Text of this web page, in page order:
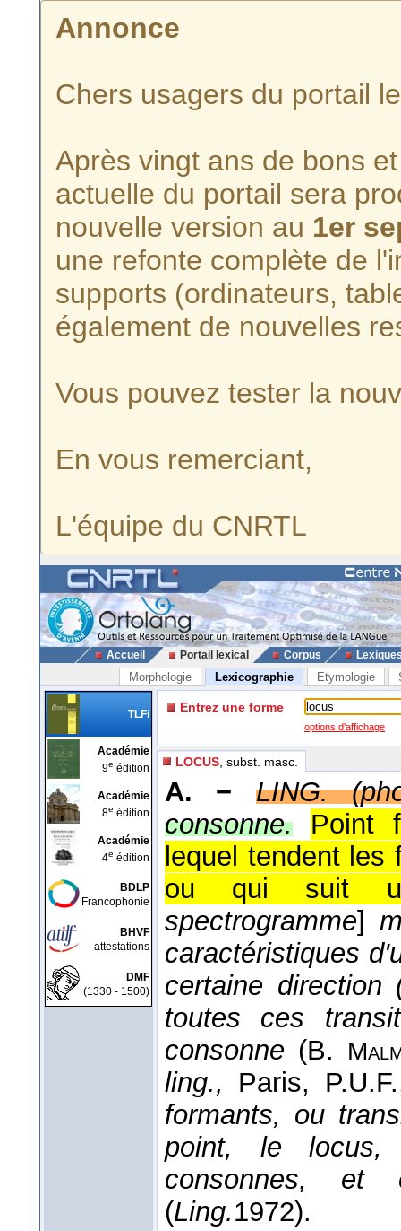
Annonce
Chers usagers du portail
Après vingt ans de bons
actuelle du portail sera
nouvelle version au 1er
une refonte complète de
supports (ordinateurs,
également de nouvelles
Vous pouvez tester la
En vous remerciant,
L'équipe du CNRTL
Accueil Portail lexical Corpus
Morphologie Lexicographie Etymologie
TLFi
Académie
9e édition
Académie
8e édition
Académie
4e édition
BDLP
Francophonie
BHVF
attestations
DMF
(1330 - 1500)
Entrez une forme
options d'affichage
LOCUS , subst. masc.
A. −
LING.
consonne.
Point
lequel tendent
ou qui suit
spectrogramme]
caractéristiques
certaine
toutes ces
consonne (B.
ling., Paris, P.U.F.
formants, ou
point, le locus,
consonnes, et
(Ling.1972).